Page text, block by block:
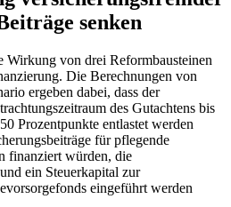
senken
Wirkung von drei Reformbausteinen
Die Berechnungen von
ergeben dabei, dass der
des Gutachtens bis
Prozentpunkte entlastet werden
für pflegende
finanziert würden, die
ein Steuerkapital zur
eingeführt werden